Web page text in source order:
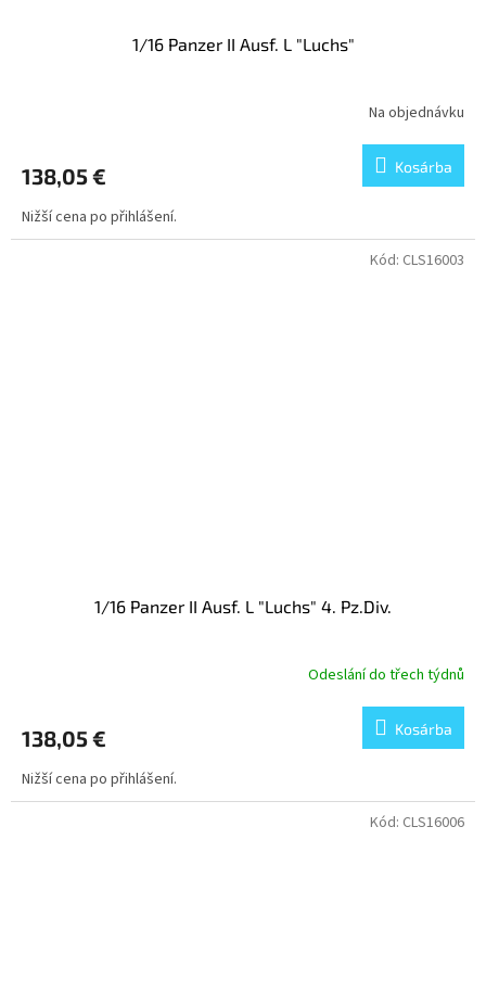
1/16 Panzer II Ausf. L "Luchs"
Na objednávku
138,05 € Kosárba
Nižší cena po přihlášení.
1/16 Panzer II Ausf. L "Luchs" 4. Pz.Div.
Odeslání do třech týdnů
138,05 € Kosárba
Nižší cena po přihlášení.
Kód: CLS16003
Kód: CLS16006